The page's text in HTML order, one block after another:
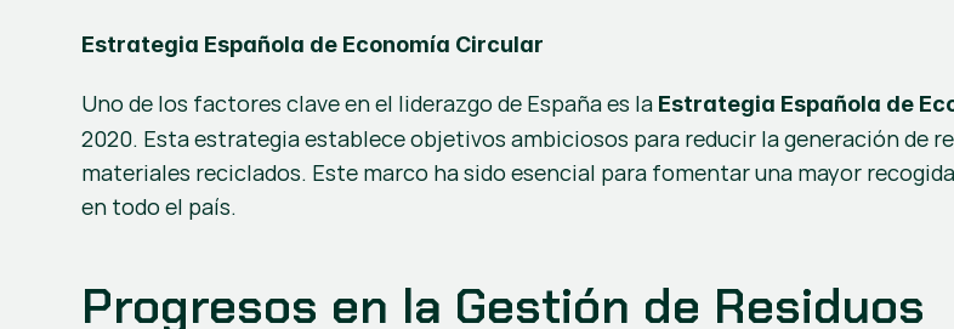
Estrategia Española de Economía Circular
Uno de los factores clave en el liderazgo de España es la Estrategia Española de
2020. Esta estrategia establece objetivos ambiciosos para reducir la generación de
materiales reciclados. Este marco ha sido esencial para fomentar una mayor
en todo el país.
Progresos en la Gestión de Residuos